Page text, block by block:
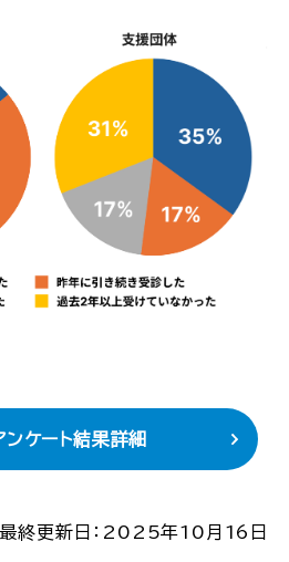
ンケート結果詳細
最終更新日：2025年10月16日